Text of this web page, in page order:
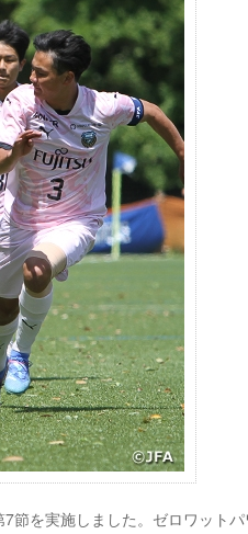
節を実施しました。ゼロワット